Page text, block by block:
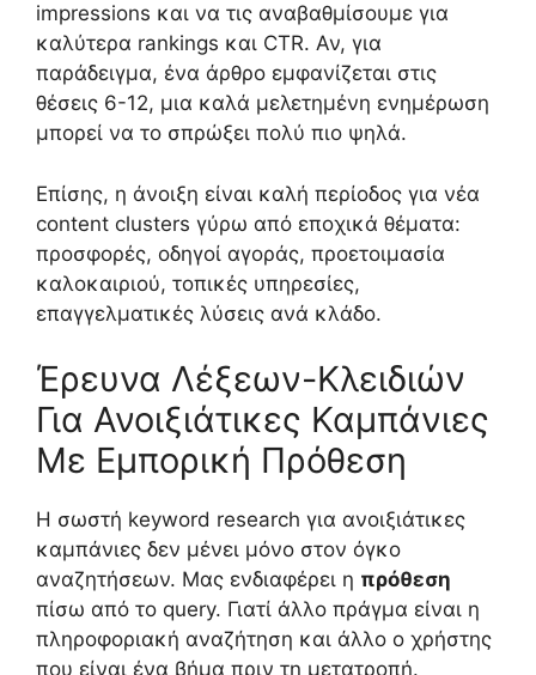
impressions και να τις αναβαθμίσουμε για
καλύτερα rankings και CTR. Αν, για
παράδειγμα, ένα άρθρο εμφανίζεται στις
θέσεις 6-12, μια καλά μελετημένη ενημέρωση
μπορεί να το σπρώξει πολύ πιο ψηλά.
Επίσης, η άνοιξη είναι καλή περίοδος για νέα
content clusters γύρω από εποχικά θέματα:
προσφορές, οδηγοί αγοράς, προετοιμασία
καλοκαιριού, τοπικές υπηρεσίες,
επαγγελματικές λύσεις ανά κλάδο.
Έρευνα Λέξεων-Κλειδιών
Για Ανοιξιάτικες Καμπάνιες
Με Εμπορική Πρόθεση
Η σωστή keyword research για ανοιξιάτικες
καμπάνιες δεν μένει μόνο στον όγκο
αναζητήσεων. Μας ενδιαφέρει η πρόθεση
πίσω από το query. Γιατί άλλο πράγμα είναι η
πληροφοριακή αναζήτηση και άλλο ο χρήστης
που είναι ένα βήμα πριν τη μετατροπή.